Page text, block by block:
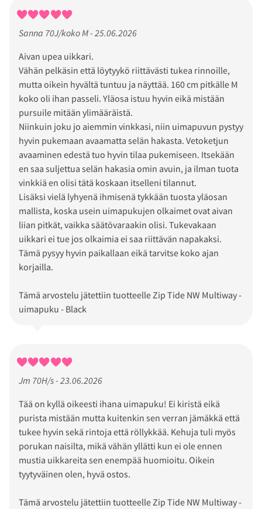
Sanna 70J/koko M - 25.06.2026
Aivan upea uikkari.
Vähän pelkäsin että löytyykö riittävästi tukea rinnoille,
mutta oikein hyvältä tuntuu ja näyttää. 160 cm pitkälle M
koko oli ihan passeli. Yläosa istuu hyvin eikä mistään
pursuile mitään ylimääräistä.
Niinkuin joku jo aiemmin vinkkasi, niin uimapuvun pystyy
hyvin pukemaan avaamatta selän hakasta. Vetoketjun
avaaminen edestä tuo hyvin tilaa pukemiseen. Itsekään
en saa suljettua selän hakasia omin avuin, ja ilman tuota
vinkkiä en olisi tätä koskaan itselleni tilannut.
Lisäksi vielä lyhyenä ihmisenä tykkään tuosta yläosan
mallista, koska usein uimapukujen olkaimet ovat aivan
liian pitkät, vaikka säätövaraakin olisi. Tukevakaan
uikkari ei tue jos olkaimia ei saa riittävän napakaksi.
Tämä pysyy hyvin paikallaan eikä tarvitse koko ajan
korjailla.
Tämä arvostelu jätettiin tuotteelle Zip Tide NW Multiway -
uimapuku - Black
Jm 70H/s - 23.06.2026
Tää on kyllä oikeesti ihana uimapuku! Ei kiristä eikä
purista mistään mutta kuitenkin sen verran jämäkkä että
tukee hyvin sekä rintoja että röllykkää. Kehuja tuli myös
porukan naisilta, mikä vähän yllätti kun ei ole ennen
mustia uikkareita sen enempää huomioitu. Oikein
tyytyväinen olen, hyvä ostos.
Tämä arvostelu jätettiin tuotteelle Zip Tide NW Multiway -